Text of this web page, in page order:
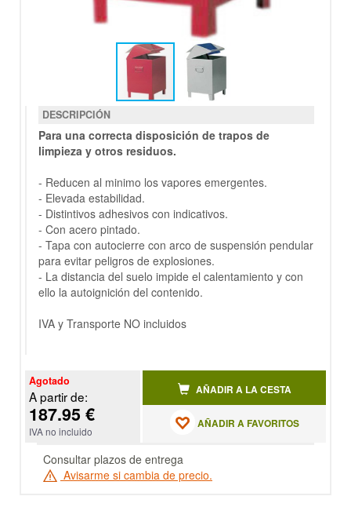
DESCRIPCIÓN
Para una correcta disposición de trapos de
limpieza y otros residuos.
- Reducen al mi­nimo los vapores emergentes.
- Elevada estabilidad.
- Distintivos adhesivos con indicativos.
- Con acero pintado.
- Tapa con autocierre con arco de suspensión pendular
para evitar peligros de explosiones.
- La distancia del suelo impide el calentamiento y con
ello la autoignición del contenido.
IVA y Transporte NO incluidos
Agotado
A partir de:
187.95 €
IVA no incluido
AÑADIR A LA CESTA
AÑADIR A FAVORITOS
Consultar plazos de entrega
Avisarme si cambia de precio.